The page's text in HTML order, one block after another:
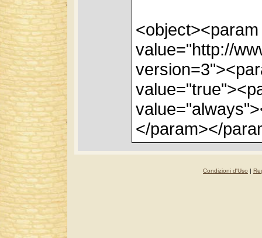
value="http://
</param></
Condizioni d'Uso |